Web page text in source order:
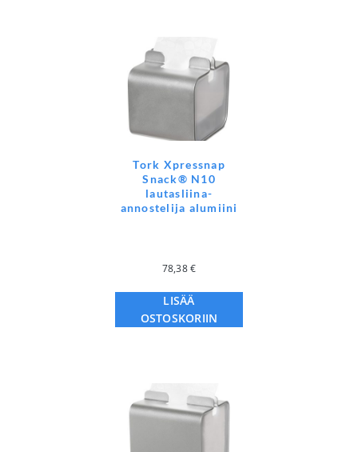
Tork Xpressnap
Snack® N10
lautasliina-
annostelija alumiini
78,38€
LISÄÄ
OSTOSKORIIN